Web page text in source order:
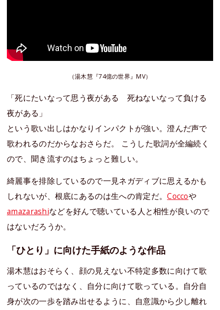
（湯木慧『74億の世界』MV）
「死にたいなって思う夜がある 死ねないなって負ける
夜がある」
という歌い出しはかなりインパクトが強い。澄んだ声で
歌われるのだからなおさらだ。 こうした歌詞が全編続く
ので、聞き流すのはちょっと難しい。
綺麗事を排除しているので一見ネガディブに思えるかも
しれないが、根底にあるのは生への肯定だ。Coccoや
amazarashiなどを好んで聴いている人と相性が良いので
はないだろうか。
「ひとり」に向けた手紙のような作品
湯木慧はおそらく、顔の見えない不特定多数に向けて歌
っているのではなく、自分に向けて歌っている。自分自
身が次の一歩を踏み出せるように、自意識から少し離れ